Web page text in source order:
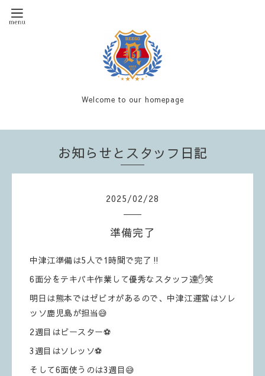
Welcome to our homepage
お知らせとスタッフ日記
2025/02/28
準備完了
中津江準備は5人で1時間で完了‼️
6面分をテキパキ作業して優秀なスタッフ達✋笑
明日は熊本ではゼビオがあるので、中津江運営はソレ
ッソ鹿児島が担当😅
2週目はビースター⚽️
3週目はソレッソ⚽️
そして6面使うのは3週目😅